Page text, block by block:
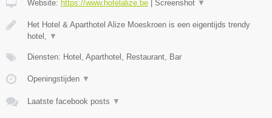
Website: https://www.hotelalize.be | Screenshot ▼
Het Hotel & Aparthotel Alize Moeskroen is een eigentijds trendy
hotel,
▼
Diensten: Hotel, Aparthotel, Restaurant, Bar
Openingstijden ▼
Laatste facebook posts ▼